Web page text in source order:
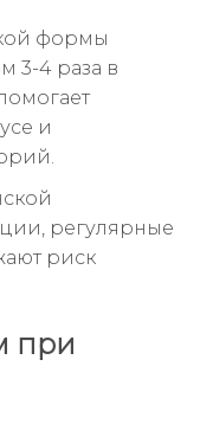
формы
3-4 раза в
и
регулярные
риск
при